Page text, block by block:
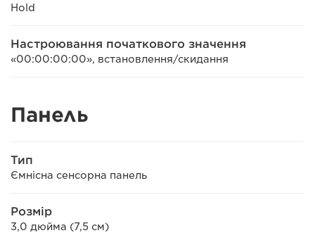
Hold
Настроювання початкового значення
«00:00:00:00», встановлення/скидання
Панель
Тип
Ємнісна сенсорна панель
Розмір
3,0 дюйма (7,5 см)